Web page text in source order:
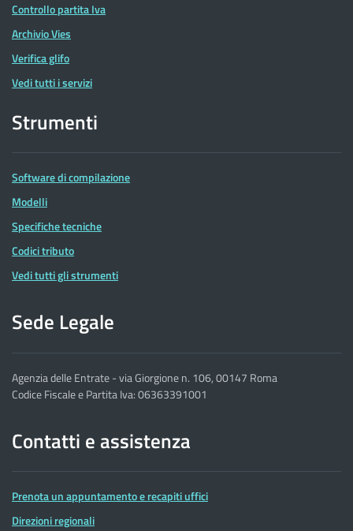
Controllo partita Iva
Archivio Vies
Verifica glifo
Vedi tutti i servizi
Strumenti
Software di compilazione
Modelli
Specifiche tecniche
Codici tributo
Vedi tutti gli strumenti
Sede Legale
Agenzia delle Entrate - via Giorgione n. 106, 00147 Roma
Codice Fiscale e Partita Iva: 06363391001
Contatti e assistenza
Prenota un appuntamento e recapiti uffici
Direzioni regionali